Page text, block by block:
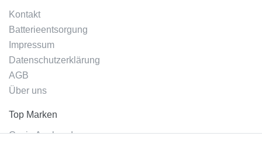
Kontakt
Batterieentsorgung
Impressum
Datenschutzerklärung
AGB
Über uns
Top Marken
Casio Armband